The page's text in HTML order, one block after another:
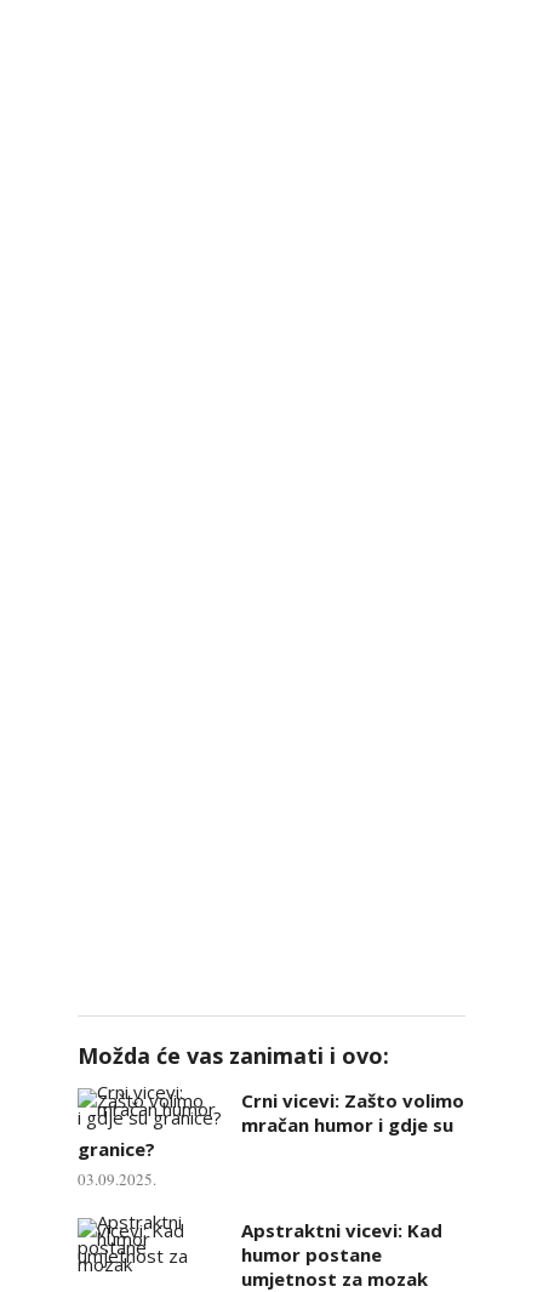
Možda će vas zanimati i ovo:
Crni vicevi: Zašto volimo
mračan humor i gdje su
granice?
03.09.2025.
Apstraktni vicevi: Kad
humor postane
umjetnost za mozak